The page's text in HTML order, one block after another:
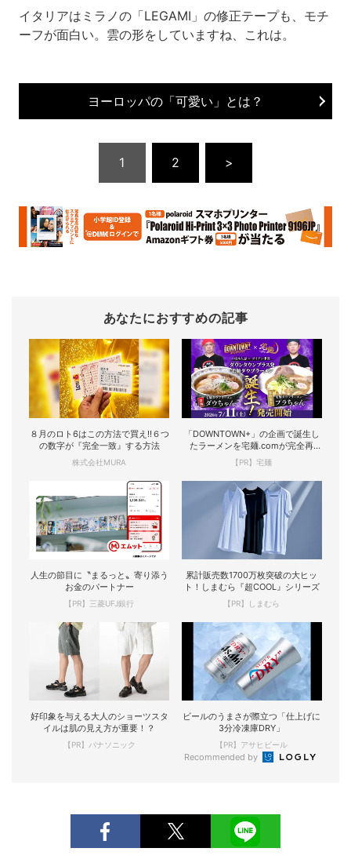
イタリアはミラノの「LEGAMI」の修正テープも、モチ
ーフが面白い。雲の形をしていますね、これは。
ヨーロッパの「可愛い」とは？
1 2 >
あなたにおすすめの記事
８月のロト6はこの方法で買え!!６つ
の数字が『完全一致』する方法
株式会社MURA
「DOWNTOWN+」の企画で誕生し
たラーメンを宅麺.comが完全再
現！
【PR】宅麺
人生の節目に〝まるっと〟寄り添う
お金のパートナー
【PR】三菱UFJ銀行
累計販売数1700万枚突破の大ヒッ
ト！しまむら『超COOL』シリーズ
【PR】しまむら
好印象を与える大人のショーツスタ
イルは肌の見え方が重要！？
【PR】パナソニック
ビールのうまさが際立つ「仕上げに
3分冷凍庫DRY」
【PR】アサヒビール
Recommended by